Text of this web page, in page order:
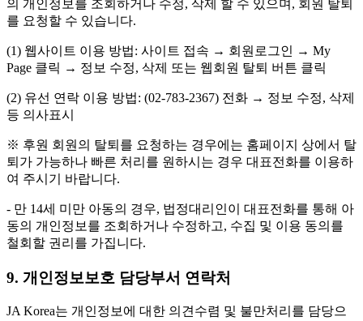
의 개인정보를 조회하거나 수정, 삭제 할 수 있으며, 회원 탈퇴
를 요청할 수 있습니다.
(1) 웹사이트 이용 방법: 사이트 접속 → 회원로그인 → My
Page 클릭 → 정보 수정, 삭제 또는 웹회원 탈퇴 버튼 클릭
(2) 유선 연락 이용 방법: (02-783-2367) 전화 → 정보 수정, 삭제
등 의사표시
※ 후원 회원의 탈퇴를 요청하는 경우에는 홈페이지 상에서 탈
퇴가 가능하나 빠른 처리를 원하시는 경우 대표전화를 이용하
여 주시기 바랍니다.
- 만 14세 미만 아동의 경우, 법정대리인이 대표전화를 통해 아
동의 개인정보를 조회하거나 수정하고, 수집 및 이용 동의를
철회할 권리를 가집니다.
9. 개인정보보호 담당부서 연락처
JA Korea는 개인정보에 대한 의견수렴 및 불만처리를 담당으